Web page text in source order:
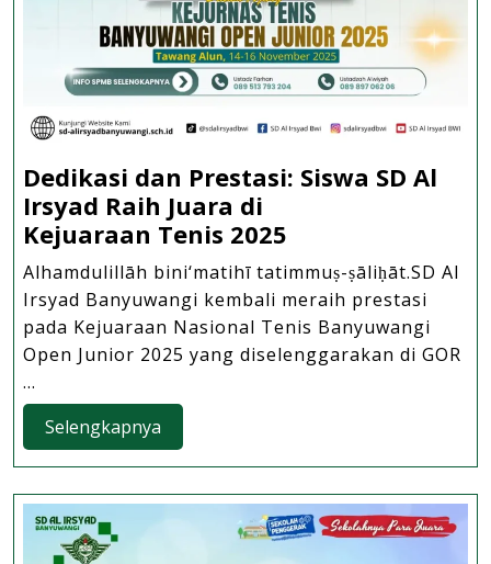
Dedikasi dan Prestasi: Siswa SD Al
Irsyad Raih Juara di
Kejuaraan Tenis 2025
dan
Prestasi:
Siswa
SD
Al
Juara
di
Kejuaraan Tenis
Alhamdulillāh bini‘matihī tatimmuṣ-ṣāliḥāt.SD Al
Irsyad Banyuwangi kembali meraih prestasi
pada Kejuaraan Nasional Tenis Banyuwangi
Open Junior 2025 yang diselenggarakan di GOR
...
Selengkapnya